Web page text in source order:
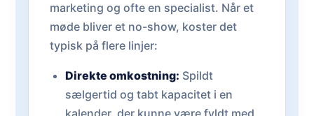
marketing og ofte en specialist. Når et
møde bliver et no-show, koster det
typisk på flere linjer:
Direkte omkostning: Spildt
sælgertid og tabt kapacitet i en
kalender, der kunne være fyldt med